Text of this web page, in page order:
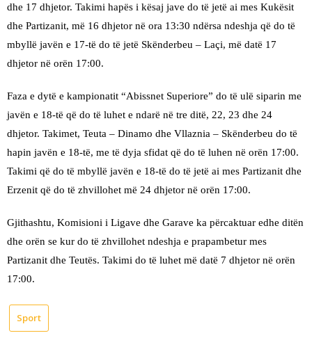
dhe 17 dhjetor. Takimi hapës i kësaj jave do të jetë ai mes Kukësit
dhe Partizanit, më 16 dhjetor në ora 13:30 ndërsa ndeshja që do të
mbyllë javën e 17-të do të jetë Skënderbeu – Laçi, më datë 17
dhjetor në orën 17:00.
Faza e dytë e kampionatit “Abissnet Superiore” do të ulë siparin me
javën e 18-të që do të luhet e ndarë në tre ditë, 22, 23 dhe 24
dhjetor. Takimet, Teuta – Dinamo dhe Vllaznia – Skënderbeu do të
hapin javën e 18-të, me të dyja sfidat që do të luhen në orën 17:00.
Takimi që do të mbyllë javën e 18-të do të jetë ai mes Partizanit dhe
Erzenit që do të zhvillohet më 24 dhjetor në orën 17:00.
Gjithashtu, Komisioni i Ligave dhe Garave ka përcaktuar edhe ditën
dhe orën se kur do të zhvillohet ndeshja e prapambetur mes
Partizanit dhe Teutës. Takimi do të luhet më datë 7 dhjetor në orën
17:00.
Sport